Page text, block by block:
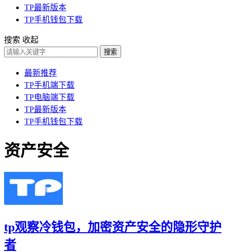
TP最新版本
TP手机钱包下载
搜索 收起
搜索
最新推荐
TP手机端下载
TP电脑端下载
TP最新版本
TP手机钱包下载
资产安全
tp观察冷钱包，加密资产安全的隐形守护
者